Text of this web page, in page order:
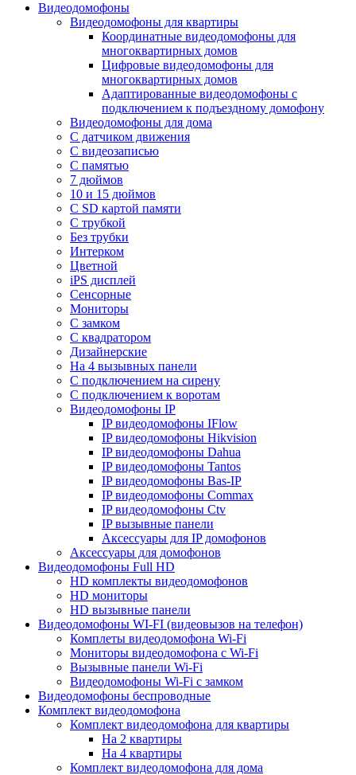
Видеодомофоны
Видеодомофоны для квартиры
Координатные видеодомофоны для
многоквартирных домов
Цифровые видеодомофоны для
многоквартирных домов
Адаптированные видеодомофоны с
подключением к подъездному домофону
Видеодомофоны для дома
С датчиком движения
С видеозаписью
C памятью
7 дюймов
10 и 15 дюймов
С SD картой памяти
С трубкой
Без трубки
Интерком
Цветной
iPS дисплей
Сенсорные
Мониторы
С замком
C квадратором
Дизайнерские
На 4 вызывных панели
С подключением на сирену
С подключением к воротам
Видеодомофоны IP
IP видеодомофоны IFlow
IP видеодомофоны Hikvision
IP видеодомофоны Dahua
IP видеодомофоны Tantos
IP видеодомофоны Bas-IP
IP видеодомофоны Commax
IP видеодомофоны Ctv
IP вызывные панели
Аксессуары для IP домофонов
Аксессуары для домофонов
Видеодомофоны Full HD
HD комплекты видеодомофонов
HD мониторы
HD вызывные панели
Видеодомофоны WI-FI (видеовызов на телефон)
Комплеты видеодомофона Wi-Fi
Мониторы видеодомофона с Wi-Fi
Вызывные панели Wi-Fi
Видеодомофоны Wi-Fi с замком
Видеодомофоны беспроводные
Комплект видеодомофона
Комплект видеодомофона для квартиры
На 2 квартиры
На 4 квартиры
Комплект видеодомофона для дома